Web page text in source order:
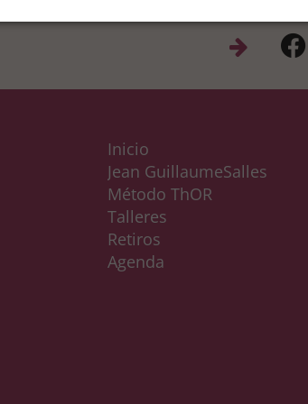
Inicio
Jean GuillaumeSalles
Método ThOR
Talleres
Retiros
Agenda